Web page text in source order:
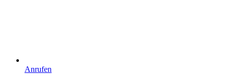
Anrufen